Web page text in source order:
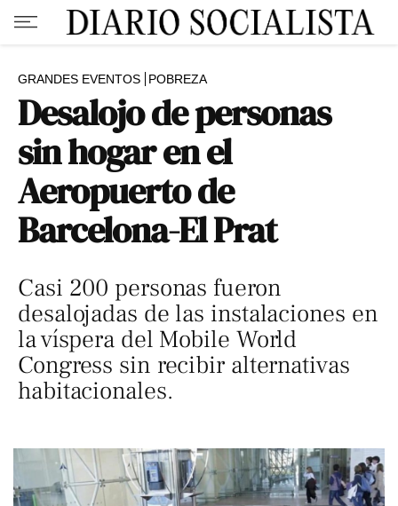
GRANDES EVENTOS POBREZA
Desalojo de personas
sin hogar en el
Aeropuerto de
Barcelona-El Prat
Casi 200 personas fueron
desalojadas de las instalaciones en
la víspera del Mobile World
Congress sin recibir alternativas
habitacionales.